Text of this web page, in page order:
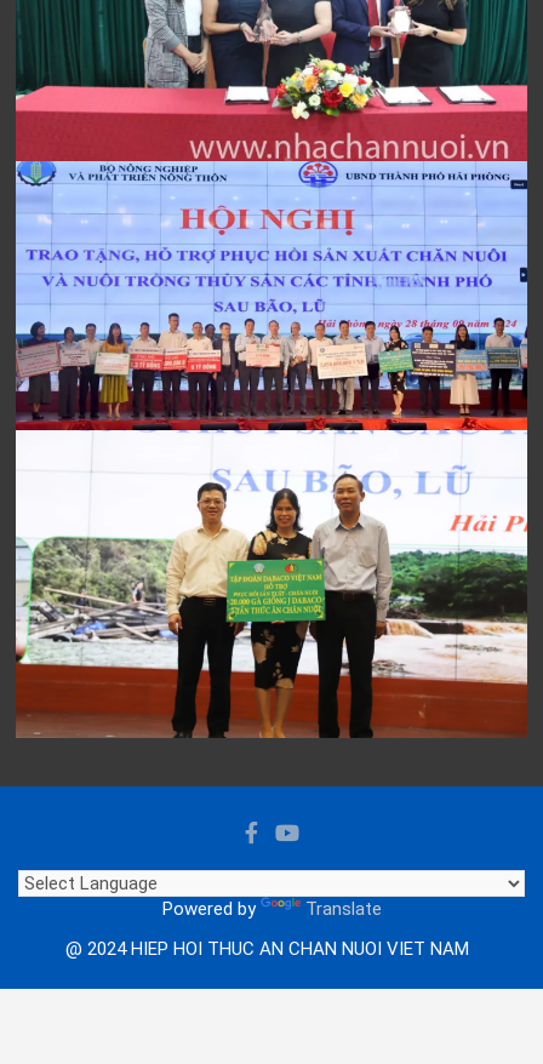
Powered by
Translate
@ 2024 HIEP HOI THUC AN CHAN NUOI VIET NAM